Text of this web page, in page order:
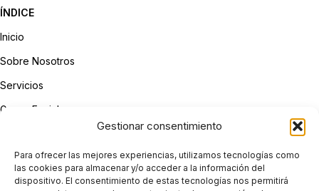
Gestionar consentimiento
Para ofrecer las mejores experiencias, utilizamos tecnologías como
las cookies para almacenar y/o acceder a la información del
dispositivo. El consentimiento de estas tecnologías nos permitirá
ÍNDICE
Inicio
Sobre Nosotros
Servicios
Grupo Fanjul
LEGAL
Aviso Legal